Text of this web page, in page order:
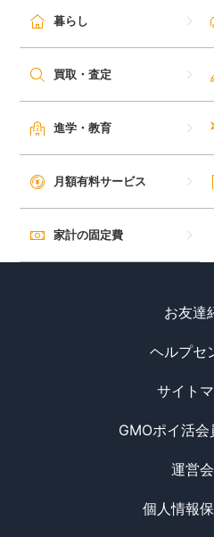
暮らし
買取・査定
進学・教育
月額有料サービス
家計の固定費
お友達
ヘルプセ
サイト
GMOポイ活会
運営
個人情報